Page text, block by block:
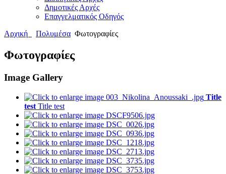
Δημοτικές Αρχές
Επαγγελματικός Οδηγός
Αρχική
Πολυμέσα Φωτογραφίες
Φωτογραφίες
Image Gallery
Title
test Title test